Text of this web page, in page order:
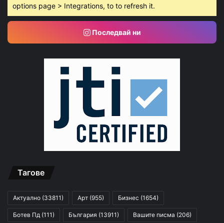
options page > Integrations, to to refresh it.
Последвай ни
Тагове
Актуално (33811) Арт (955) Бизнес (1654)
Ботев Пд (111) България (13911) Вашите писма (206)